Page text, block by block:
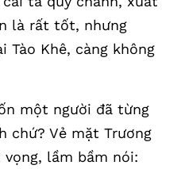
là rất tốt, nhưng
Tào Khê, càng không
một người đã từng
chứ? Vẻ mặt Trương
lầm bầm nói: